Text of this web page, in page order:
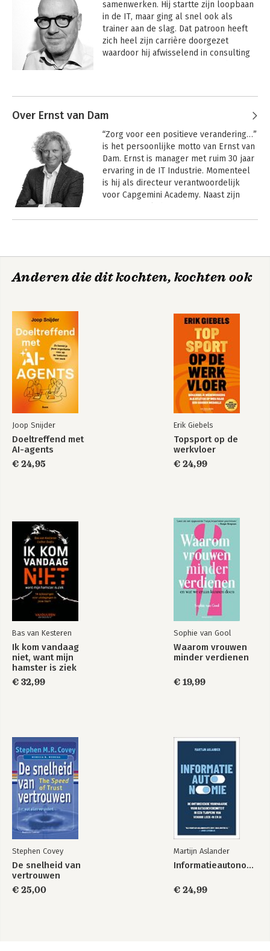
samenwerken. Hij startte zijn loopbaan
in de IT, maar ging al snel ook als
trainer aan de slag. Dat patroon heeft
zich heel zijn carrière doorgezet
waardoor hij afwisselend in consulting
ziet hij als een onontgonnen gebied
met een beetje aandacht een boel
winst valt te behalen voor mensen die
het fijn vinden om met andere mensen
te werken.
Jouw probleemloze
download
Bekijk alle boeken
Over Ernst van Dam
“Zorg voor een positieve verandering…”
is het persoonlijke motto van Ernst van
Dam. Ernst is manager met ruim 30 jaar
ervaring in de IT Industrie. Momenteel
is hij als directeur verantwoordelijk
voor Capgemini Academy. Naast zijn
en programma-manager is hij ook
werken en krijgt er energie van om
vergroten door ze uit te dagen hieruit
Jouw probleemloze
kerst - gratis
download
Bekijk alle boeken
Anderen die dit kochten, kochten ook
Joop Snijder
Doeltreffend met
AI-agents
€ 24,95
Erik Giebels
Topsport op de
werkvloer
€ 24,99
Bas van Kesteren
Ik kom vandaag
niet, want mijn
hamster is ziek
€ 32,99
Sophie van Gool
Waarom vrouwen
minder verdienen
€ 19,99
Stephen Covey
De snelheid van
vertrouwen
€ 25,00
Martijn Aslander
Informatieautonomie
€ 24,99